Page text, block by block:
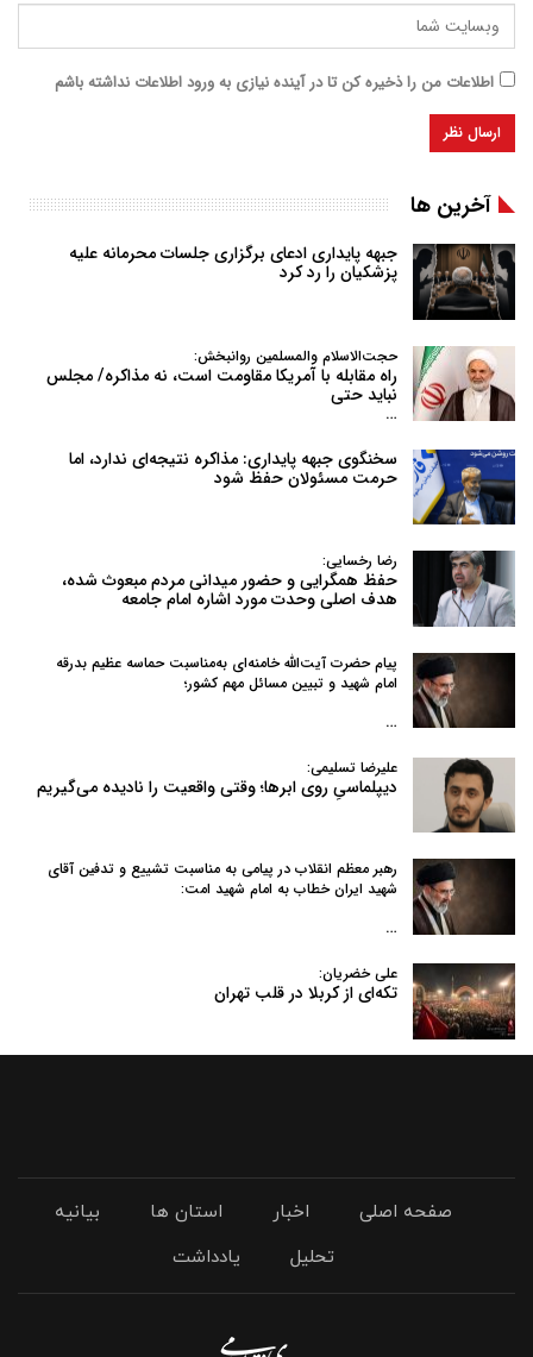
اطلاعات من را ذخیره کن تا در آینده نیازی به ورود اطلاعات نداشته باشم
آخرین ها
جبهه پایداری ادعای برگزاری جلسات محرمانه علیه
پزشکیان را رد کرد
حجت‌الاسلام والمسلمین روانبخش:
راه مقابله با آمریکا مقاومت است، نه مذاکره/ مجلس
نباید حتی
…
سخنگوی جبهه پایداری: مذاکره نتیجه‌ای ندارد، اما
حرمت مسئولان حفظ شود
رضا رخسایی:
حفظ همگرایی و حضور میدانی مردم مبعوث شده،
هدف اصلی وحدت مورد اشاره امام جامعه
پیام حضرت آیت‌الله خامنه‌ای به‌مناسبت حماسه عظیم بدرقه
امام شهید و تبیین مسائل مهم کشور؛
…
علیرضا تسلیمی:
دیپلماسیِ روی ابرها؛ وقتی واقعیت را نادیده می‌گیریم
رهبر معظم انقلاب در پیامی به‌ مناسبت تشییع و تدفین آقای
شهید ایران خطاب به امام شهید امت:
…
علی خضریان:
تکه‌ای از کربلا در قلب تهران
صفحه اصلی اخبار استان ها
بیانیه
تحلیل
یادداشت